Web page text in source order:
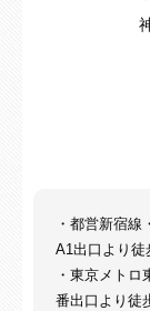
・都営新宿線
A1出口より徒
・東京メト
番出口より徒